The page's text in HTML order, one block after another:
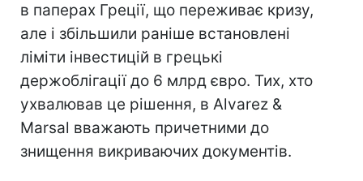
в паперах Греції, що переживає кризу,
але і збільшили раніше встановлені
ліміти інвестицій в грецькі
держоблігації до 6 млрд євро. Тих, хто
ухвалював це рішення, в Alvarez &
Marsal вважають причетними до
знищення викриваючих документів.